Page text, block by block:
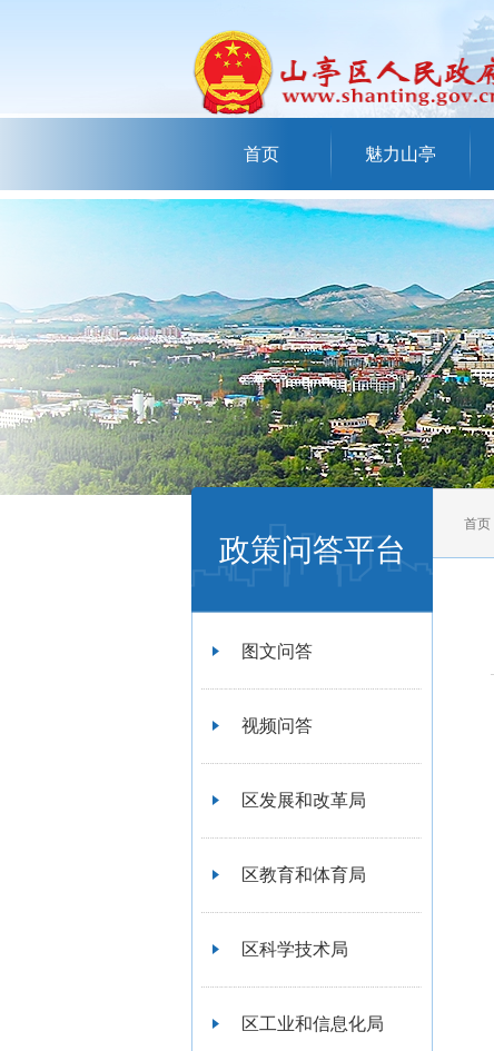
首页 魅力山亭
政策问答平台
图文问答
视频问答
区发展和改革局
区教育和体育局
区科学技术局
区工业和信息化局
首页